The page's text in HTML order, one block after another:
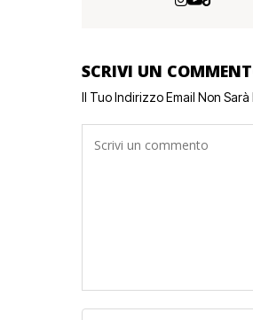
SCRIVI UN
Il Tuo Indirizzo Email Non